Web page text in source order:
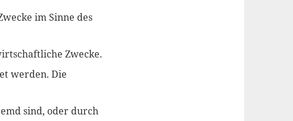
im Sinne des
Zwecke.
werden. Die
sind, oder durch